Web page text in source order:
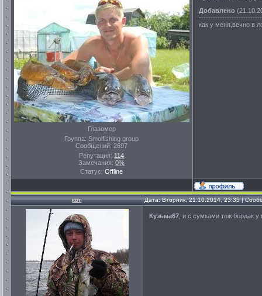
Глазомер
Группа: Smolfishing group
Сообщений: 2697
Репутация:114
Замечания:0%
Статус:Offline
Добавлено
как у меня,вечно в
кот Дата: Вторник, 21.10.2014, 23:35 |
Кузьма67 , и с сумками тож бордак